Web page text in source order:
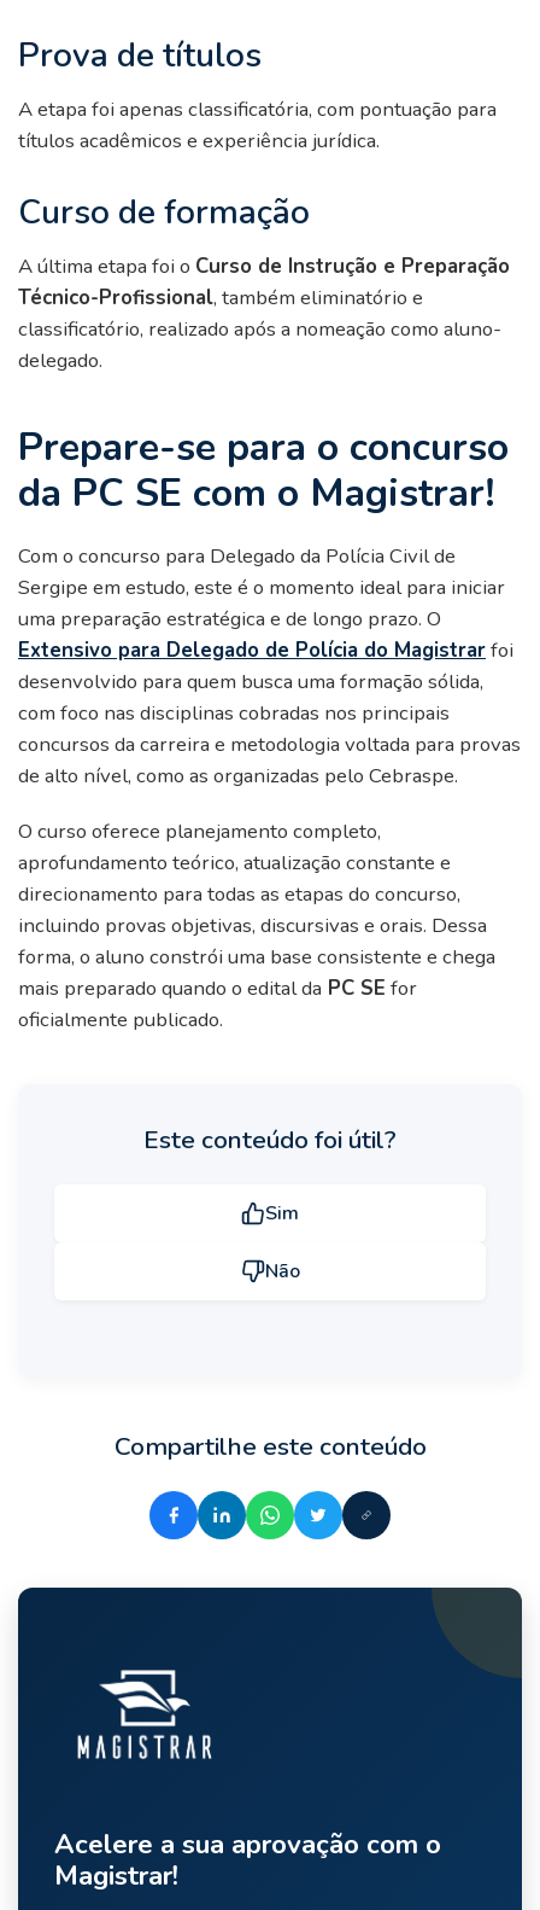
Prova de títulos
A etapa foi apenas classificatória, com pontuação para
títulos acadêmicos e experiência jurídica.
Curso de formação
A última etapa foi o Curso de Instrução e Preparação
Técnico-Profissional, também eliminatório e
classificatório, realizado após a nomeação como aluno-
delegado.
Prepare-se para o concurso
da PC SE com o Magistrar!
Com o concurso para Delegado da Polícia Civil de
Sergipe em estudo, este é o momento ideal para iniciar
uma preparação estratégica e de longo prazo. O
Extensivo para Delegado de Polícia do Magistrarfoi
desenvolvido para quem busca uma formação sólida,
com foco nas disciplinas cobradas nos principais
concursos da carreira e metodologia voltada para provas
de alto nível, como as organizadas pelo Cebraspe.
O curso oferece planejamento completo,
aprofundamento teórico, atualização constante e
direcionamento para todas as etapas do concurso,
incluindo provas objetivas, discursivas e orais. Dessa
forma, o aluno constrói uma base consistente e chega
mais preparado quando o edital da PC SE for
oficialmente publicado.
Este conteúdo foi útil?
Sim
Não
Compartilhe este conteúdo
Acelere a sua aprovação com o
Magistrar!